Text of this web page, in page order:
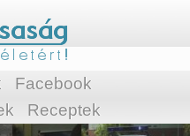
Facebook
Receptek